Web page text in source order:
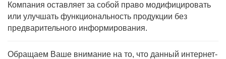
Компания оставляет за собой право модифицировать
или улучшать функциональность продукции без
предварительного информирования.
Обращаем Ваше внимание на то, что данный интернет-